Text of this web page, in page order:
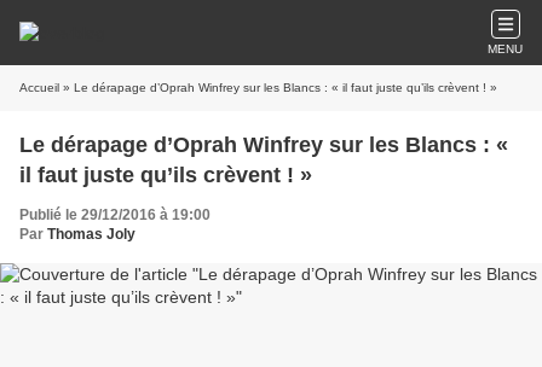
MENU
Accueil » Le dérapage d’Oprah Winfrey sur les Blancs : « il faut juste qu’ils crèvent ! »
Le dérapage d’Oprah Winfrey sur les Blancs : «
il faut juste qu’ils crèvent ! »
Publié le 29/12/2016 à 19:00
Par Thomas Joly